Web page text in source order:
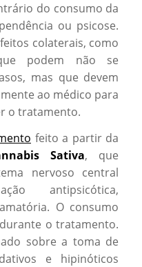
do consumo da
ou psicose.
colaterais, como
podem não se
mas que devem
ao médico para
o tratamento.
feito a partir da
Sativa, que
nervoso central
antipsicótica,
O consumo
o tratamento.
sobre a toma de
e hipinóticos